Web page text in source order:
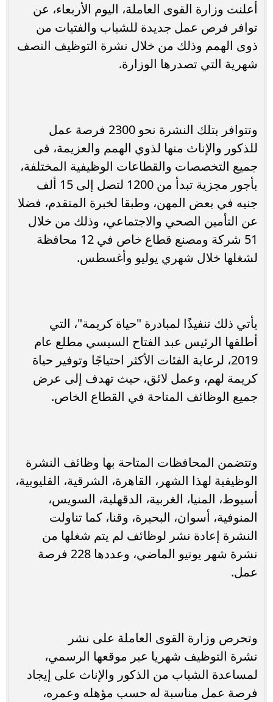
أعلنت وزارة القوى العاملة، اليوم الأربعاء، عن
توافر فرص عمل جديدة للشباب والفتيات من
ذوى الهمم وذلك من خلال نشرة التوظيف النصف
شهرية التي تصدرها الوزارة.
وتتوافر بتلك النشرة نحو 2300 فرصة عمل
للذكور والإناث منها لذوي الهمم والعزيمة، فى
جميع التخصصات والقطاعات الوظيفية المختلفة،
بأجور مجزية تبدأ من 1200 لتصل إلى 15 ألف
جنيه في بعض المهن، وطبقا لخبرة المتقدم، فضلا
عن التأمين الصحي والاجتماعي، وذلك من خلال
51 شركة ومصنع قطاع خاص في 12 محافظة
لشغلها خلال شهري يوليو وأغسطس.
يأتي ذلك تنفيذًا لمبادرة "حياة كريمة"، التي
أطلقها الرئيس عبد الفتاح السيسي مطلع عام
2019، لرعاية الفئات الأكثر احتياجًا وتوفير حياة
كريمة لهم، وعمل لائق، حيث تهدف إلى عرض
جميع الوظائف المتاحة في القطاع الخاص.
وتتضمن المحافظات المتاحة بها وظائف النشرة
الوظيفية لهذا الشهر، القاهرة، الشرقية، القليوبية،
أسيوط، المنيا، الغربية، الدقهلية، السويس،
المنوفية، أسوان، البحيرة، وقنا، كما تناولت
النشرة إعادة نشر لوظائف لم يتم شغلها من
نشرة شهر يونيو الماضي، وعددها 228 فرصة
عمل.
وتحرص وزارة القوى العاملة على نشر
نشرة التوظيف شهريا عبر موقعها الرسمي،
لمساعدة الشباب من الذكور والإناث على إيجاد
فرصة عمل مناسبة له حسب مؤهله وعمره،